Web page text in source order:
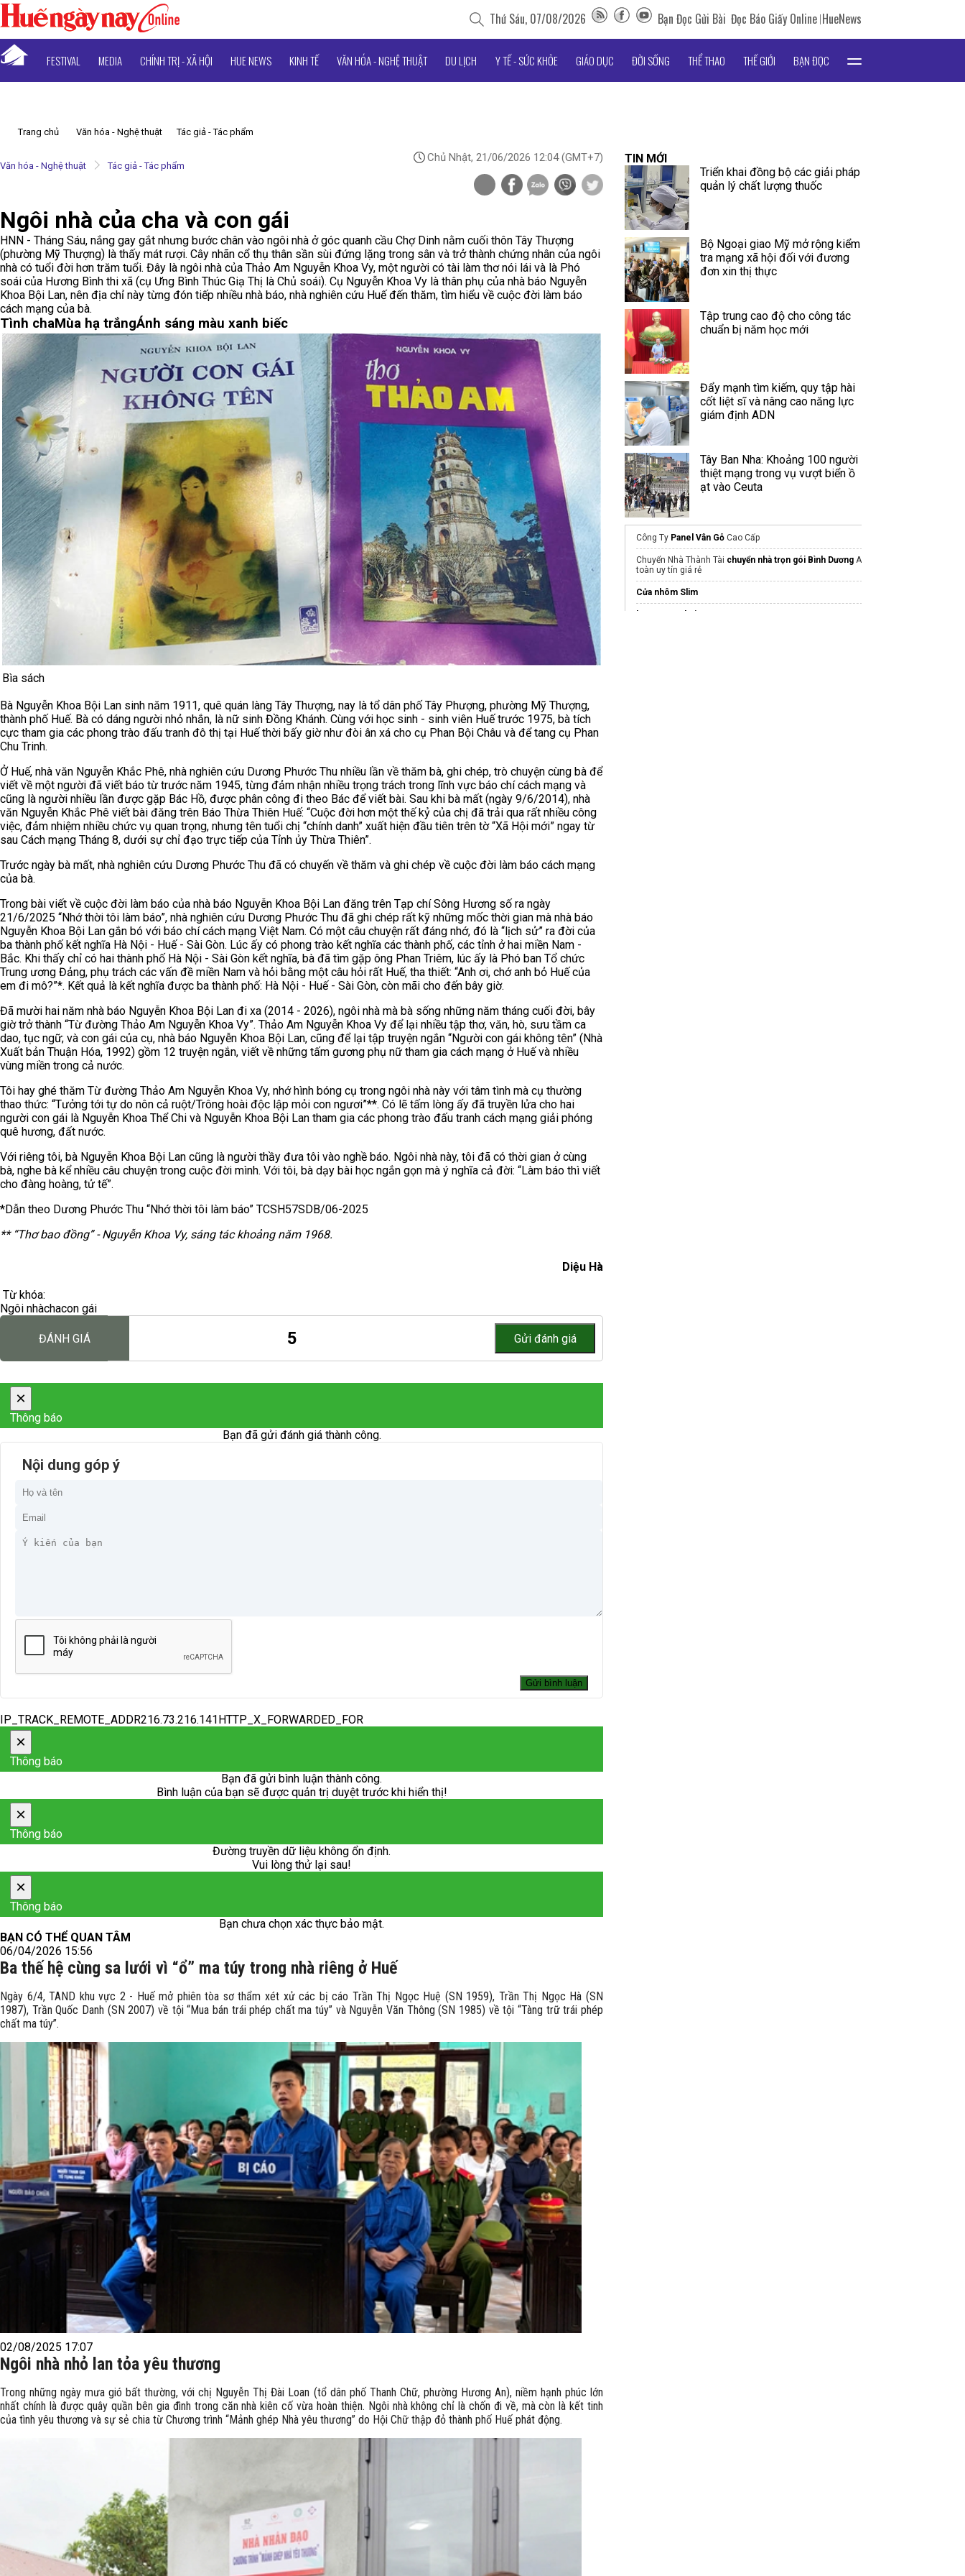
Thứ Sáu, 07/08/2026 Bạn Đọc Gửi Bài Đọc Báo Giấy Online HueNews
FESTIVAL MEDIA CHÍNH TRỊ - XÃ HỘI HUE NEWS KINH TẾ VĂN HÓA - NGHỆ THUẬT DU LỊCH Y TẾ - SỨC KHỎE GIÁO DỤC ĐỜI SỐNG THỂ THAO THẾ GIỚI BẠN ĐỌC
Trang chủ Văn hóa - Nghệ thuật Tác giả - Tác phẩm
Văn hóa - Nghệ thuật Tác giả - Tác phẩm
Chủ Nhật, 21/06/2026 12:04(GMT+7)
Ngôi nhà của cha và con gái
HNN - Tháng Sáu, nắng gay gắt nhưng bước chân vào ngôi nhà ở góc quanh cầu Chợ Dinh nằm cuối thôn Tây Thượng
(phường Mỹ Thượng) là thấy mát rượi. Cây nhãn cổ thụ thân sần sùi đứng lặng trong sân và trở thành chứng nhân của ngôi
nhà có tuổi đời hơn trăm tuổi. Đây là ngôi nhà của Thảo Am Nguyễn Khoa Vy, một người có tài làm thơ nói lái và là Phó
soái của Hương Bình thi xã (cụ Ưng Bình Thúc Giạ Thị là Chủ soái). Cụ Nguyễn Khoa Vy là thân phụ của nhà báo Nguyễn
Khoa Bội Lan, nên địa chỉ này từng đón tiếp nhiều nhà báo, nhà nghiên cứu Huế đến thăm, tìm hiểu về cuộc đời làm báo
cách mạng của bà.
Tình chaMùa hạ trắngÁnh sáng màu xanh biếc
Bìa sách
Bà Nguyễn Khoa Bội Lan sinh năm 1911, quê quán làng Tây Thượng, nay là tổ dân phố Tây Phượng, phường Mỹ Thượng,
thành phố Huế. Bà có dáng người nhỏ nhắn, là nữ sinh Đồng Khánh. Cùng với học sinh - sinh viên Huế trước 1975, bà tích
cực tham gia các phong trào đấu tranh đô thị tại Huế thời bấy giờ như đòi ân xá cho cụ Phan Bội Châu và để tang cụ Phan
Chu Trinh.
Ở Huế, nhà văn Nguyễn Khắc Phê, nhà nghiên cứu Dương Phước Thu nhiều lần về thăm bà, ghi chép, trò chuyện cùng bà để
viết về một người đã viết báo từ trước năm 1945, từng đảm nhận nhiều trọng trách trong lĩnh vực báo chí cách mạng và
cũng là người nhiều lần được gặp Bác Hồ, được phân công đi theo Bác để viết bài. Sau khi bà mất (ngày 9/6/2014), nhà
văn Nguyễn Khắc Phê viết bài đăng trên Báo Thừa Thiên Huế: “Cuộc đời hơn một thế kỷ của chị đã trải qua rất nhiều công
việc, đảm nhiệm nhiều chức vụ quan trọng, nhưng tên tuổi chị “chính danh” xuất hiện đầu tiên trên tờ “Xã Hội mới” ngay từ
sau Cách mạng Tháng 8, dưới sự chỉ đạo trực tiếp của Tỉnh ủy Thừa Thiên”.
Trước ngày bà mất, nhà nghiên cứu Dương Phước Thu đã có chuyến về thăm và ghi chép về cuộc đời làm báo cách mạng
của bà.
Trong bài viết về cuộc đời làm báo của nhà báo Nguyễn Khoa Bội Lan đăng trên Tạp chí Sông Hương số ra ngày
21/6/2025 “Nhớ thời tôi làm báo”, nhà nghiên cứu Dương Phước Thu đã ghi chép rất kỹ những mốc thời gian mà nhà báo
Nguyễn Khoa Bội Lan gắn bó với báo chí cách mạng Việt Nam. Có một câu chuyện rất đáng nhớ, đó là “lịch sử” ra đời của
ba thành phố kết nghĩa Hà Nội - Huế - Sài Gòn. Lúc ấy có phong trào kết nghĩa các thành phố, các tỉnh ở hai miền Nam -
Bắc. Khi thấy chỉ có hai thành phố Hà Nội - Sài Gòn kết nghĩa, bà đã tìm gặp ông Phan Triêm, lúc ấy là Phó ban Tổ chức
Trung ương Đảng, phụ trách các vấn đề miền Nam và hỏi bằng một câu hỏi rất Huế, tha thiết: “Anh ơi, chớ anh bỏ Huế của
em đi mô?”*. Kết quả là kết nghĩa được ba thành phố: Hà Nội - Huế - Sài Gòn, còn mãi cho đến bây giờ.
Đã mười hai năm nhà báo Nguyễn Khoa Bội Lan đi xa (2014 - 2026), ngôi nhà mà bà sống những năm tháng cuối đời, bây
giờ trở thành “Từ đường Thảo Am Nguyễn Khoa Vy”. Thảo Am Nguyễn Khoa Vy để lại nhiều tập thơ, văn, hò, sưu tầm ca
dao, tục ngữ; và con gái của cụ, nhà báo Nguyễn Khoa Bội Lan, cũng để lại tập truyện ngắn “Người con gái không tên” (Nhà
Xuất bản Thuận Hóa, 1992) gồm 12 truyện ngắn, viết về những tấm gương phụ nữ tham gia cách mạng ở Huế và nhiều
vùng miền trong cả nước.
Tôi hay ghé thăm Từ đường Thảo Am Nguyễn Khoa Vy, nhớ hình bóng cụ trong ngôi nhà này với tâm tình mà cụ thường
thao thức: “Tưởng tới tự do nôn cả ruột/Trông hoài độc lập mỏi con ngươi”**. Có lẽ tấm lòng ấy đã truyền lửa cho hai
người con gái là Nguyễn Khoa Thể Chi và Nguyễn Khoa Bội Lan tham gia các phong trào đấu tranh cách mạng giải phóng
quê hương, đất nước.
Với riêng tôi, bà Nguyễn Khoa Bội Lan cũng là người thầy đưa tôi vào nghề báo. Ngôi nhà này, tôi đã có thời gian ở cùng
bà, nghe bà kể nhiều câu chuyện trong cuộc đời mình. Với tôi, bà dạy bài học ngắn gọn mà ý nghĩa cả đời: “Làm báo thì viết
cho đàng hoàng, tử tế”.
*Dẫn theo Dương Phước Thu “Nhớ thời tôi làm báo” TCSH57SDB/06-2025
** “Thơ bao đồng” - Nguyễn Khoa Vy, sáng tác khoảng năm 1968.
Diệu Hà
Từ khóa:
Ngôi nhàchacon gái
ĐÁNH GIÁ 5
×
Thông báo
Bạn đã gửi đánh giá thành công.
Nội dung góp ý
IP_TRACK_REMOTE_ADDR216.73.216.141HTTP_X_FORWARDED_FOR
×
Thông báo
Bạn đã gửi bình luận thành công.
Bình luận của bạn sẽ được quản trị duyệt trước khi hiển thị!
×
Thông báo
Đường truyền dữ liệu không ổn định.
Vui lòng thử lại sau!
×
Thông báo
Bạn chưa chọn xác thực bảo mật.
BẠN CÓ THỂ QUAN TÂM
06/04/2026 15:56
Ba thế hệ cùng sa lưới vì “ổ” ma túy trong nhà riêng ở Huế
Ngày 6/4, TAND khu vực 2 - Huế mở phiên tòa sơ thẩm xét xử các bị cáo Trần Thị Ngọc Huệ (SN 1959), Trần Thị Ngọc Hà (SN
1987), Trần Quốc Danh (SN 2007) về tội “Mua bán trái phép chất ma túy” và Nguyễn Văn Thông (SN 1985) về tội “Tàng trữ trái phép
chất ma túy”.
02/08/2025 17:07
Ngôi nhà nhỏ lan tỏa yêu thương
Trong những ngày mưa gió bất thường, với chị Nguyễn Thị Đài Loan (tổ dân phố Thanh Chữ, phường Hương An), niềm hạnh phúc lớn
nhất chính là được quây quần bên gia đình trong căn nhà kiên cố vừa hoàn thiện. Ngôi nhà không chỉ là chốn đi về, mà còn là kết tinh
của tình yêu thương và sự sẻ chia từ Chương trình “Mảnh ghép Nhà yêu thương” do Hội Chữ thập đỏ thành phố Huế phát động.
TIN MỚI
Triển khai đồng bộ các giải pháp
quản lý chất lượng thuốc
Bộ Ngoại giao Mỹ mở rộng kiểm
tra mạng xã hội đối với đương
đơn xin thị thực
Tập trung cao độ cho công tác
chuẩn bị năm học mới
Đẩy mạnh tìm kiếm, quy tập hài
cốt liệt sĩ và nâng cao năng lực
giám định ADN
Tây Ban Nha: Khoảng 100 người
thiệt mạng trong vụ vượt biển ồ
ạt vào Ceuta
Công Ty Panel Vân Gỗ Cao Cấp
Chuyển Nhà Thành Tài chuyển nhà trọn gói Bình Dương An
toàn uy tín giá rẻ
Cửa nhôm Slim